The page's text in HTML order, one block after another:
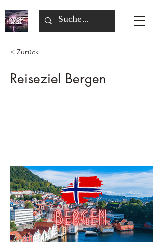
< Zurück
Reiseziel Bergen